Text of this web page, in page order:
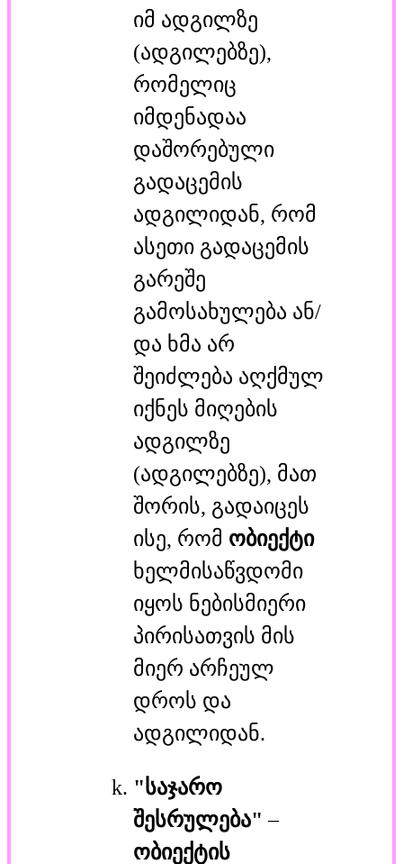
იმ ადგილზე
(ადგილებზე),
რომელიც
იმდენადაა
დაშორებული
გადაცემის
ადგილიდან, რომ
ასეთი გადაცემის
გარეშე
გამოსახულება ან/
და ხმა არ
შეიძლება აღქმულ
იქნეს მიღების
ადგილზე
(ადგილებზე), მათ
შორის, გადაიცეს
ისე, რომ ობიექტი
ხელმისაწვდომი
იყოს ნებისმიერი
პირისათვის მის
მიერ არჩეულ
დროს და
ადგილიდან.
"საჯარო
შესრულება"–
ობიექტის